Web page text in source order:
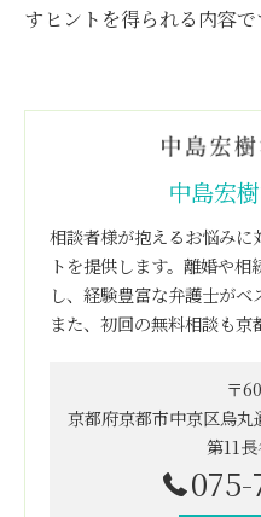
すヒントを得られる内容で
中島宏
相談者様が抱えるお悩みに
トを提供します。離婚や
し、経験豊富な弁護士がベ
また、初回の無料相談も京
〒
京都府京都市中京区烏
第11
075-